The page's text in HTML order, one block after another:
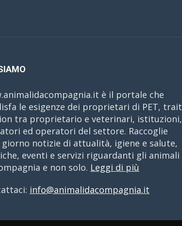
è il portale che
le esigenze dei proprietari di PET, trait
tra proprietario e veterinari, istituzioni,
ed operatori del settore. Raccoglie
giorno notizie di attualità, igiene e salute,
eventi e servizi riguardanti gli animali
e non solo. Leggi di più
info@animalidacompagnia.it